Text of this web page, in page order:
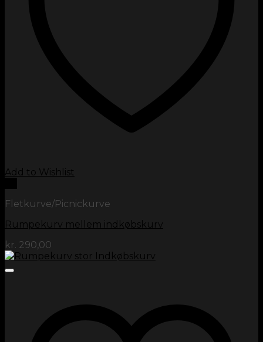
Add to Wishlist
Fletkurve/Picnickurve
Rumpekurv mellem indkøbskurv
kr. 290,00